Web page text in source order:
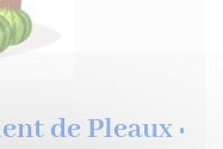
de Pleaux :